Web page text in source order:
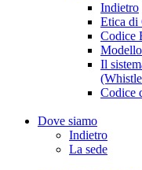
Indietro
Etica di
Codice
Il
Codice
Dove siamo
Indietro
La sede